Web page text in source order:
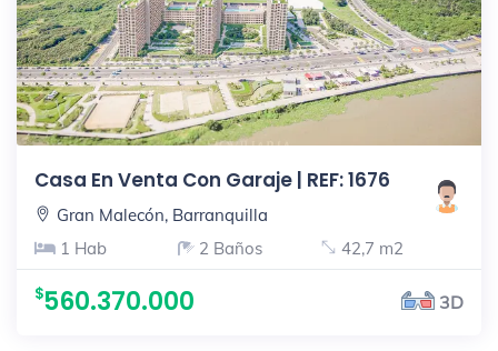
Casa En Venta Con Garaje | REF: 1676
Gran Malecón, Barranquilla
1 Hab
2 Baños 42,7 m2
560.370.000 3D